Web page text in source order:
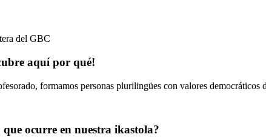
del GBC
aquí por qué!
formamos personas plurilingües con valores democráticos
ocurre en nuestra ikastola?